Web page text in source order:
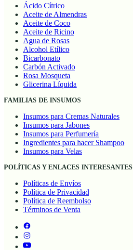
Ácido Cítrico
Aceite de Almendras
Aceite de Coco
Aceite de Ricino
Agua de Rosas
Alcohol Etílico
Bicarbonato
Carbón Activado
Rosa Mosqueta
Glicerina Líquida
FAMILIAS DE INSUMOS
Insumos para Cremas Naturales
Insumos para Jabones
Insumos para Perfumería
Ingredientes para hacer Shampoo
Insumos para Velas
POLÍTICAS Y ENLACES INTERESANTES
Políticas de Envíos
Política de Privacidad
Política de Reembolso
Términos de Venta